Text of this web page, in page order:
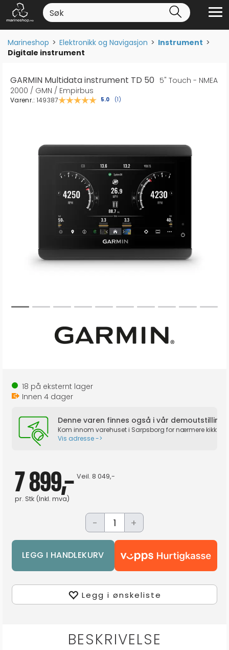
Marineshop>Elektronikk og Navigasjon>Instrument>
Digitale instrument
GARMIN Multidata instrument TD 50 5" Touch - NMEA
2000 / GMN / Empirbus
Varenr.: 149387 Gjennomsnittskarakter:
5.0 (stemmer:
1)
18 på eksternt lager
Innen 4 dager
Denne varen finnes også i vår demoutstilling!
Kom innom varehuset i Sarpsborg for nærmere kikk på
Vis adresse ->
7 899,-
pr. Stk (Inkl. mva)
Veil.8 049,-
- +
Legg i ønskeliste
BESKRIVELSE